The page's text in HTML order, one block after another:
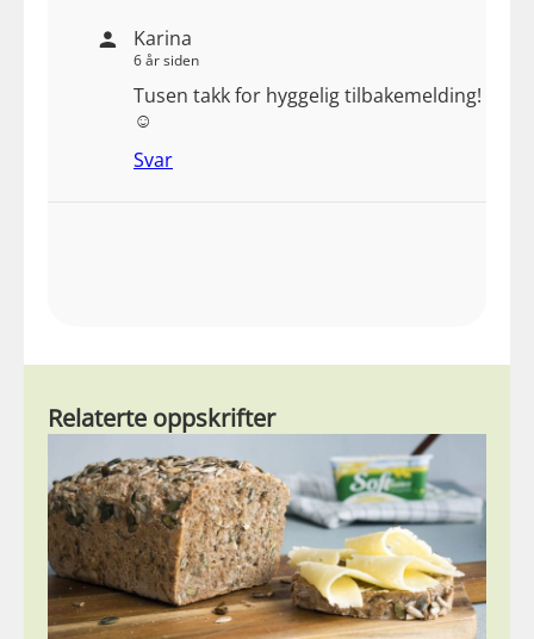
Karina
6 år siden
Tusen takk for hyggelig tilbakemelding!
☺️
Svar
Relaterte oppskrifter